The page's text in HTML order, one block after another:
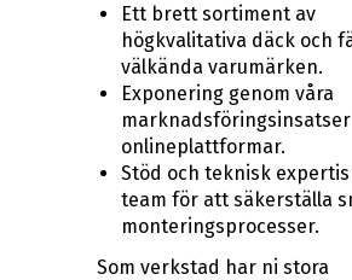
Ett brett sortiment av
högkvalitativa däck och
välkända varumärken.
Exponering genom våra
onlineplattformar.
Stöd och teknisk
team för att säkerställa
monteringsprocesser.
Som verkstad har ni stora